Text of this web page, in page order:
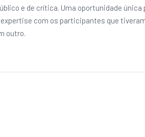
e de crítica. Uma oportunidade única
com os participantes que
outro.